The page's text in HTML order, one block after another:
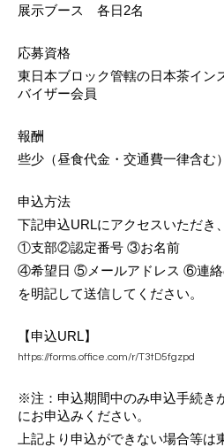
展示ブース　各日2名
応募資格
東日本ブロック管轄の日本茶イン
バイザー会員
報酬
些少（昼食代金・交通費一律含む）
申込方法
下記申込URLにアクセスいただき、
①支部②認定番号 ③お名前
④希望日 ⑤メールアドレス ⑥連絡
を明記して送信してください。
【申込URL】
https://forms.office.com/r/T3tD5fgzpd
※注：申込期間中のみ申込手続き
にお申込みください。
上記より申込ができない場合等